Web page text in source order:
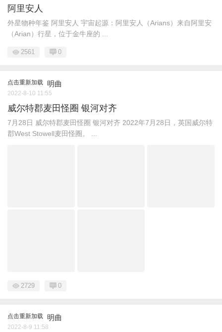
阿里安人
外星物种年鉴 阿里安人 宇宙起源：阿里安人（Arians）来自阿里安
（Arian）行星，位于金牛座的 ...
2561 0
点击重新加载 明曲
2022-8-10 11:55
威尔特郡麦田怪圈 银河对齐
7月28日 威尔特郡麦田怪圈 银河对齐 2022年7月28日，英国威尔特
郡West Stowell麦田怪圈。 ...
2729 0
点击重新加载 明曲
2022-8-9 11:58